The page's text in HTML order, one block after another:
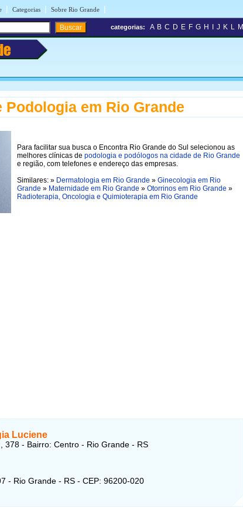
| Categorias | Sobre Rio Grande |
categorias: A B C D E F G H J K L M
Podologia em Rio Grande
Para facilitar sua busca o Encontra Rio Grande do Sul selecionou as
melhores clínicas de podologia e podólogos na cidade de Rio Grande
e região, com telefones e endereço das empresas.
Similares: » Dermatologia em Rio Grande » Ginecologia em Rio
Grande » Maternidade em Rio Grande » Otorrinos em Rio Grande »
Radioterapia, Oncologia e Quimioterapia em Rio Grande
Luciene
378 - Bairro: Centro - Rio Grande - RS
- Rio Grande - RS - CEP: 96200-020